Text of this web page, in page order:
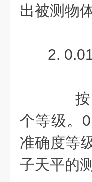
出被测物
2.
按
个等级。
准确度等
子天平的